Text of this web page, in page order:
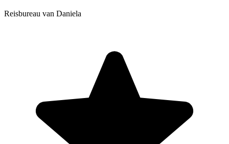
Reisbureau van Daniela